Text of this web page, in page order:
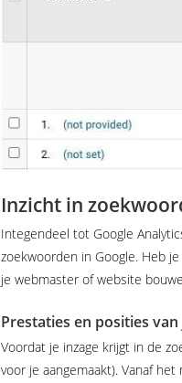
Inzicht in
Integendeel tot Google
zoekwoorden in Google. Heb
je webmaster of website
Prestaties en posities
Voordat je inzage krijgt in de
voor je aangemaakt). Vanaf